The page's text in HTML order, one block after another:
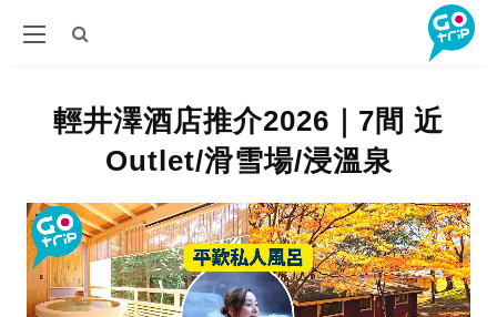
輕井澤酒店推介2026｜7間 近
Outlet/滑雪場/浸溫泉